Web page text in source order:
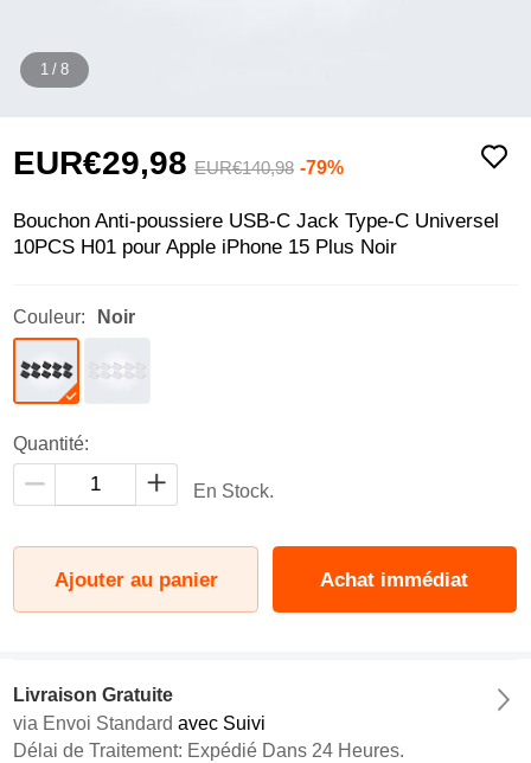
1 / 8
EUR€29,98 EUR€140,98 -79%
Bouchon Anti-poussiere USB-C Jack Type-C Universel
10PCS H01 pour Apple iPhone 15 Plus Noir
Couleur: Noir
Quantité:
En Stock.
Ajouter au panier Achat immédiat
Livraison Gratuite
via Envoi Standard avec Suivi
Délai de Traitement: Expédié Dans 24 Heures.